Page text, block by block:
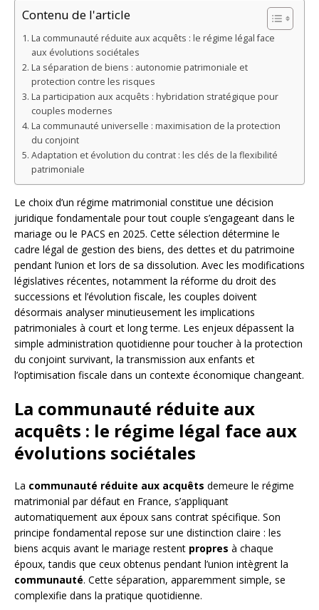
Contenu de l'article
La communauté réduite aux acquêts : le régime légal face
aux évolutions sociétales
La séparation de biens : autonomie patrimoniale et
protection contre les risques
La participation aux acquêts : hybridation stratégique pour
couples modernes
La communauté universelle : maximisation de la protection
du conjoint
Adaptation et évolution du contrat : les clés de la flexibilité
patrimoniale
Le choix d’un régime matrimonial constitue une décision
juridique fondamentale pour tout couple s’engageant dans le
mariage ou le PACS en 2025. Cette sélection détermine le
cadre légal de gestion des biens, des dettes et du patrimoine
pendant l’union et lors de sa dissolution. Avec les modifications
législatives récentes, notamment la réforme du droit des
successions et l’évolution fiscale, les couples doivent
désormais analyser minutieusement les implications
patrimoniales à court et long terme. Les enjeux dépassent la
simple administration quotidienne pour toucher à la protection
du conjoint survivant, la transmission aux enfants et
l’optimisation fiscale dans un contexte économique changeant.
La communauté réduite aux
acquêts : le régime légal face aux
évolutions sociétales
La communauté réduite aux acquêts demeure le régime
matrimonial par défaut en France, s’appliquant
automatiquement aux époux sans contrat spécifique. Son
principe fondamental repose sur une distinction claire : les
biens acquis avant le mariage restent propres à chaque
époux, tandis que ceux obtenus pendant l’union intègrent la
communauté. Cette séparation, apparemment simple, se
complexifie dans la pratique quotidienne.